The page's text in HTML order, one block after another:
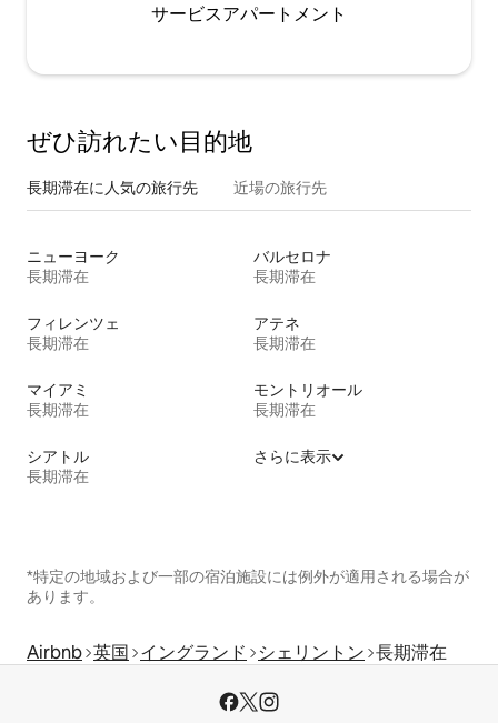
サービスアパートメント
ぜひ訪⁠れ⁠た⁠い目⁠的⁠地
長期滞在に人気の旅行先 近場の旅行先
ニューヨーク
長期滞在
バルセロナ
長期滞在
フィレンツェ
長期滞在
アテネ
長期滞在
マイアミ
長期滞在
モントリオール
長期滞在
シアトル
長期滞在
さらに表示
*特定の地域および一部の宿泊施設には例外が適用される場合が
あります。
Airbnb 英国 イングランド シェリントン 長期滞在